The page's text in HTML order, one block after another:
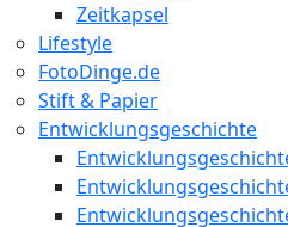
Zeitkapsel
Lifestyle
FotoDinge.de
Stift & Papier
Entwicklungsgeschichte